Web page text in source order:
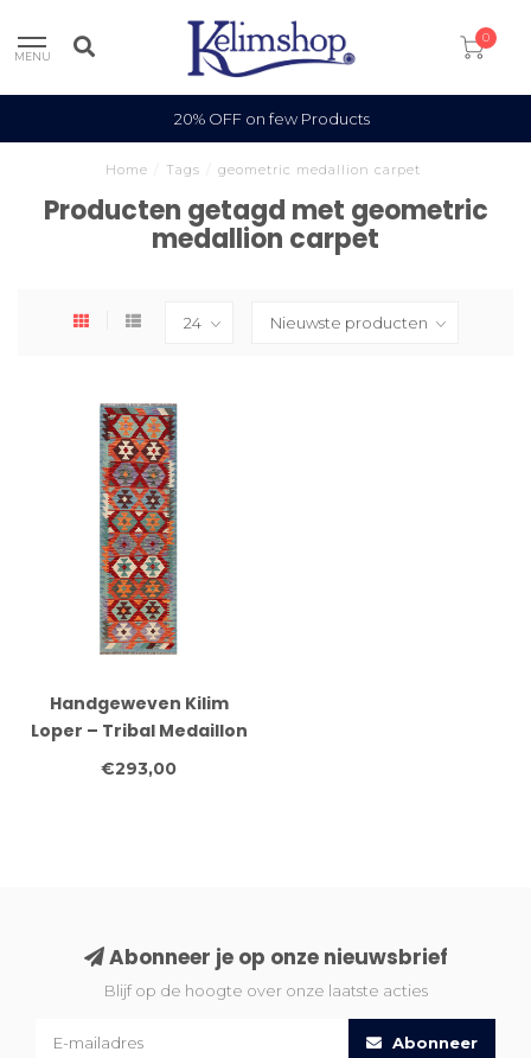
MENU
0
20% OFF on few Products
Home Tags geometric medallion carpet
Producten getagd met geometric
medallion carpet
Handgeweven Kilim
Loper – Tribal Medaillon
Vloerkleed – 245x75 cm
€293,00
Abonneer je op onze nieuwsbrief
Blijf op de hoogte over onze laatste acties
Abonneer